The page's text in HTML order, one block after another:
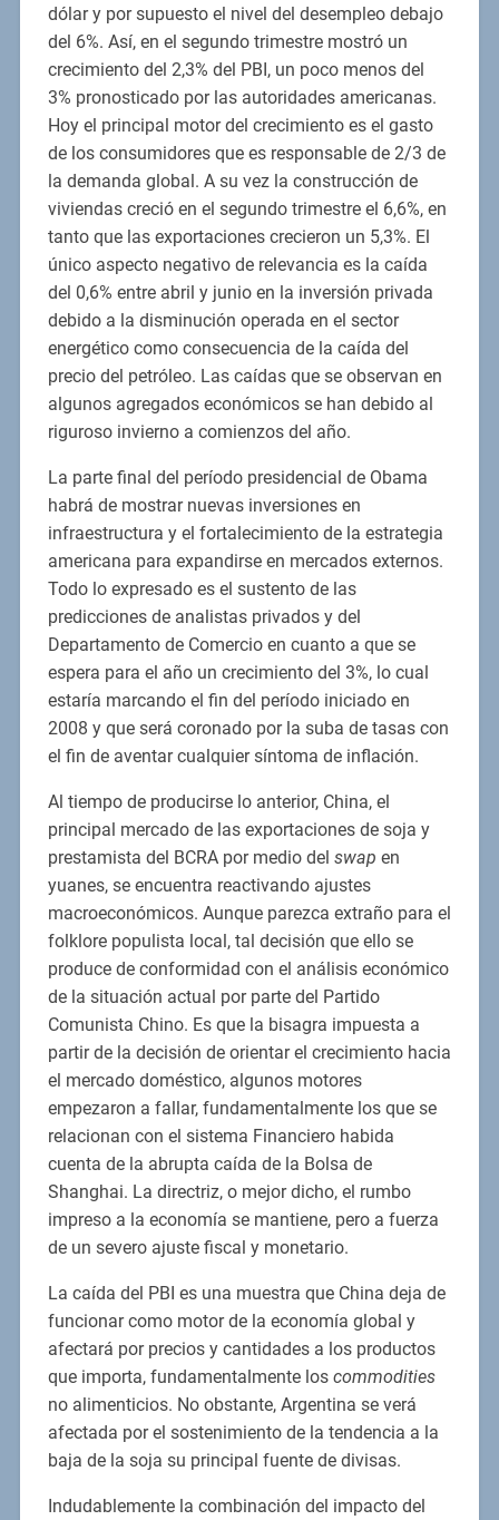
dólar y por supuesto el nivel del desempleo debajo
del 6%. Así, en el segundo trimestre mostró un
crecimiento del 2,3% del PBI, un poco menos del
3% pronosticado por las autoridades americanas.
Hoy el principal motor del crecimiento es el gasto
de los consumidores que es responsable de 2/3 de
la demanda global. A su vez la construcción de
viviendas creció en el segundo trimestre el 6,6%, en
tanto que las exportaciones crecieron un 5,3%. El
único aspecto negativo de relevancia es la caída
del 0,6% entre abril y junio en la inversión privada
debido a la disminución operada en el sector
energético como consecuencia de la caída del
precio del petróleo. Las caídas que se observan en
algunos agregados económicos se han debido al
riguroso invierno a comienzos del año.
La parte final del período presidencial de Obama
habrá de mostrar nuevas inversiones en
infraestructura y el fortalecimiento de la estrategia
americana para expandirse en mercados externos.
Todo lo expresado es el sustento de las
predicciones de analistas privados y del
Departamento de Comercio en cuanto a que se
espera para el año un crecimiento del 3%, lo cual
estaría marcando el fin del período iniciado en
2008 y que será coronado por la suba de tasas con
el fin de aventar cualquier síntoma de inflación.
Al tiempo de producirse lo anterior, China, el
principal mercado de las exportaciones de soja y
prestamista del BCRA por medio del swap en
yuanes, se encuentra reactivando ajustes
macroeconómicos. Aunque parezca extraño para el
folklore populista local, tal decisión que ello se
produce de conformidad con el análisis económico
de la situación actual por parte del Partido
Comunista Chino. Es que la bisagra impuesta a
partir de la decisión de orientar el crecimiento hacia
el mercado doméstico, algunos motores
empezaron a fallar, fundamentalmente los que se
relacionan con el sistema Financiero habida
cuenta de la abrupta caída de la Bolsa de
Shanghai. La directriz, o mejor dicho, el rumbo
impreso a la economía se mantiene, pero a fuerza
de un severo ajuste fiscal y monetario.
La caída del PBI es una muestra que China deja de
funcionar como motor de la economía global y
afectará por precios y cantidades a los productos
que importa, fundamentalmente los commodities
no alimenticios. No obstante, Argentina se verá
afectada por el sostenimiento de la tendencia a la
baja de la soja su principal fuente de divisas.
Indudablemente la combinación del impacto del